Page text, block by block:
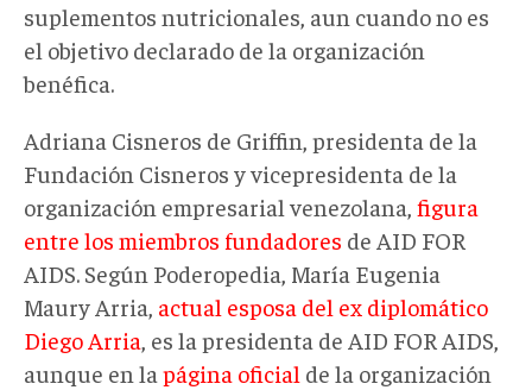
suplementos nutricionales, aun cuando no es
el objetivo declarado de la organización
benéfica.
Adriana Cisneros de Griffin, presidenta de la
Fundación Cisneros y vicepresidenta de la
organización empresarial venezolana, figura
entre los miembros fundadores de AID FOR
AIDS. Según Poderopedia, María Eugenia
Maury Arria, actual esposa del ex diplomático
Diego Arria , es la presidenta de AID FOR AIDS,
aunque en la página oficial de la organización